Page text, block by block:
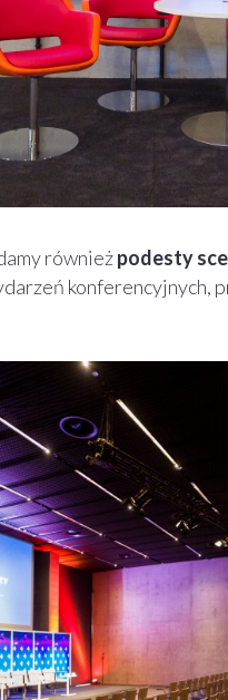
równieżpodesty
konferencyjnych,